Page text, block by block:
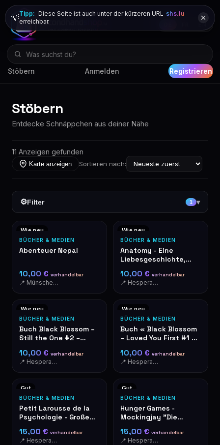
Stöbern Anmelden Registrieren
💡Tipp: Diese Seite ist auch unter der kürzeren URL shs.lu
erreichbar.
Stöbern
Entdecke Schnäppchen aus deiner Nähe
11 Anzeigen gefunden
Karte anzeigen Sortieren nach:
⚙Filter 1 ▾
Wie neu
BÜCHER & MEDIEN
Abenteuer Nepal
10,00 € verhandelbar
📍 Münschecker
Wie neu
BÜCHER & MEDIEN
Anatomy - Eine
Liebesgeschichte,
10,00 € verhandelbar
📍 Hesperange
Wie neu
BÜCHER & MEDIEN
Buch Black Blossom –
Still the One #2 –
10,00 € verhandelbar
📍 Hesperange
Wie neu
BÜCHER & MEDIEN
Buch « Black Blossom
– Loved You First #1 »
10,00 € verhandelbar
📍 Hesperange
Gut
BÜCHER & MEDIEN
Petit Larousse de la
Psychologie - Große
15,00 € verhandelbar
📍 Hesperange
Gut
BÜCHER & MEDIEN
Hunger Games -
Mockingjay "Die
auf Deutsch
15,00 € verhandelbar
📍 Hesperange